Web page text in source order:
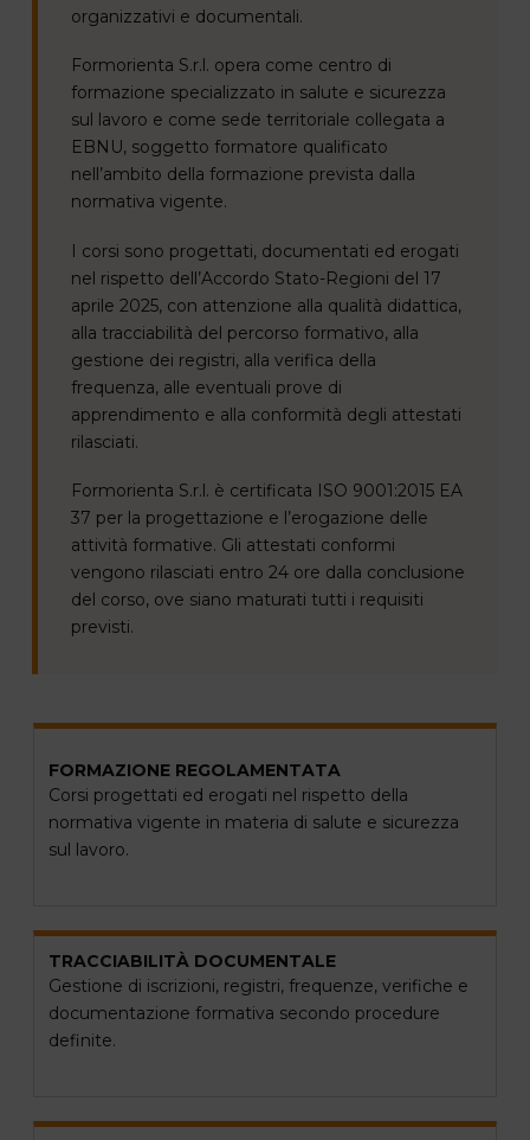
organizzativi e documentali.
Formorienta S.r.l. opera come centro di
formazione specializzato in salute e sicurezza
sul lavoro e come sede territoriale collegata a
EBNU, soggetto formatore qualificato
nell’ambito della formazione prevista dalla
normativa vigente.
I corsi sono progettati, documentati ed erogati
nel rispetto dell’Accordo Stato-Regioni del 17
aprile 2025, con attenzione alla qualità didattica,
alla tracciabilità del percorso formativo, alla
gestione dei registri, alla verifica della
frequenza, alle eventuali prove di
apprendimento e alla conformità degli attestati
rilasciati.
Formorienta S.r.l. è certificata ISO 9001:2015 EA
37 per la progettazione e l’erogazione delle
attività formative. Gli attestati conformi
vengono rilasciati entro 24 ore dalla conclusione
del corso, ove siano maturati tutti i requisiti
previsti.
FORMAZIONE REGOLAMENTATA
Corsi progettati ed erogati nel rispetto della
normativa vigente in materia di salute e sicurezza
sul lavoro.
TRACCIABILITÀ DOCUMENTALE
Gestione di iscrizioni, registri, frequenze, verifiche e
documentazione formativa secondo procedure
definite.